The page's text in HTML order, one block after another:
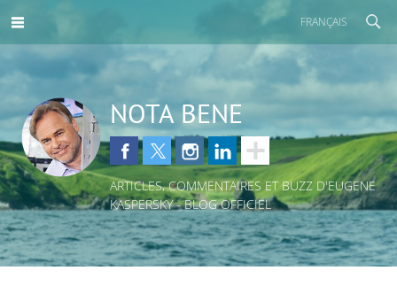
FRANÇAIS
NOTA BENE
ARTICLES, COMMENTAIRES ET BUZZ D'EUGENE
KASPERSKY - BLOG OFFICIEL